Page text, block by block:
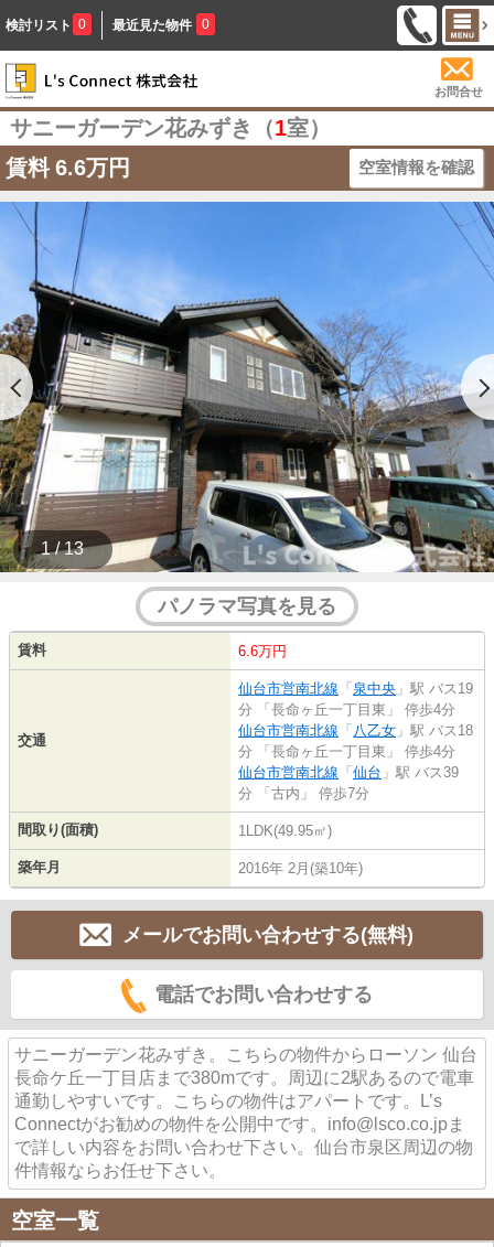
検討リスト 0 最近見た物件 0
お問合せ
サニーガーデン花みずき（1室）
賃料 6.6万円 空室情報を確認
1 / 13
パノラマ写真を見る
賃料 6.6万円
交通
仙台市営南北線 「 泉中央 」駅 バス19
分 「長命ヶ丘一丁目東」 停歩4分
仙台市営南北線 「 八乙女 」駅 バス18
分 「長命ヶ丘一丁目東」 停歩4分
仙台市営南北線 「 仙台 」駅 バス39
分 「古内」 停歩7分
間取り(面積) 1LDK(49.95㎡)
築年月 2016年 2月(築10年)
メールでお問い合わせする(無料)
電話でお問い合わせする
サニーガーデン花みずき。こちらの物件からローソン 仙台
長命ケ丘一丁目店まで380mです。周辺に2駅あるので電車
通勤しやすいです。こちらの物件はアパートです。L’s
Connectがお勧めの物件を公開中です。info@lsco.co.jpま
で詳しい内容をお問い合わせ下さい。仙台市泉区周辺の物
件情報ならお任せ下さい。
空室一覧